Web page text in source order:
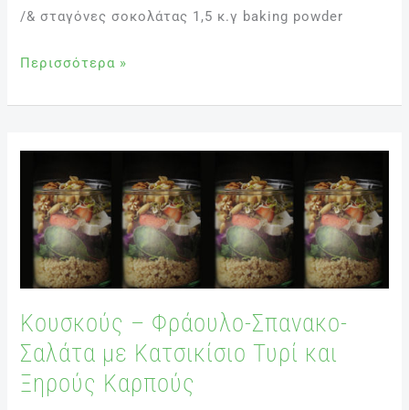
/& σταγόνες σοκολάτας 1,5 κ.γ baking powder
Περισσότερα »
Κουσκούς – Φράουλο-Σπανακο-
Σαλάτα με Κατσικίσιο Τυρί και
Ξηρούς Καρπούς
Φράουλο-
Σπανακο-
Σαλάτα
Κατσικίσιο
Τυρί
και
Ξηρούς